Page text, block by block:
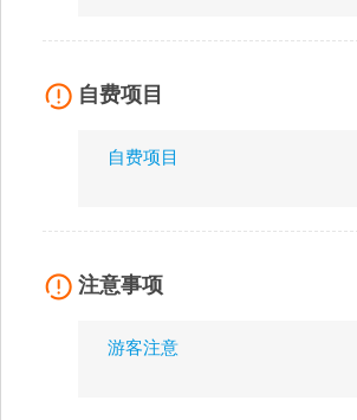
自费项目
自费项目
注意事项
游客注意